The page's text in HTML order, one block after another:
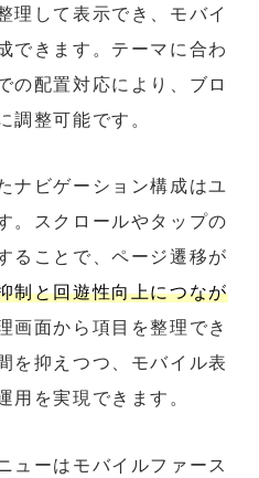
理して表示でき、モバイ
できます。テーマに合わ
の配置対応により、ブロ
調整可能です。
ナビゲーション構成はユ
。スクロールやタップの
ることで、ページ遷移が
制と回遊性向上につなが
画面から項目を整理でき
を抑えつつ、モバイル表
用を実現できます。
ューはモバイルファース